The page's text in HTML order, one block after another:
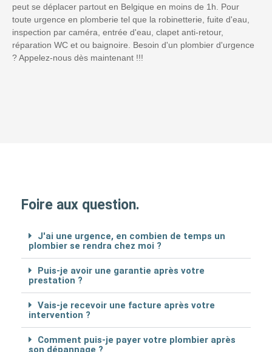
peut se déplacer partout en Belgique en moins de 1h. Pour
toute urgence en plomberie tel que la robinetterie, fuite d'eau,
inspection par caméra, entrée d'eau, clapet anti-retour,
réparation WC et ou baignoire. Besoin d'un plombier d'urgence
? Appelez-nous dès maintenant !!!
Foire aux question.
J'ai une urgence, en combien de temps un
plombier se rendra chez moi ?
Puis-je avoir une garantie après votre
prestation ?
Vais-je recevoir une facture après votre
intervention ?
Comment puis-je payer votre plombier après
son dépannage ?